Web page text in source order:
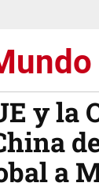
y la
a